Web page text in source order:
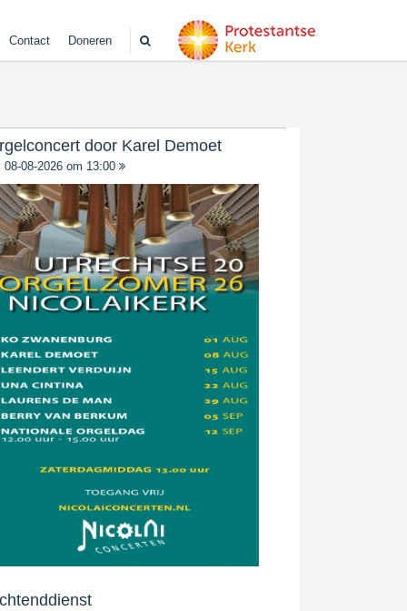
Contact Doneren
door Karel Demoet
08-08-2026 om 13:00